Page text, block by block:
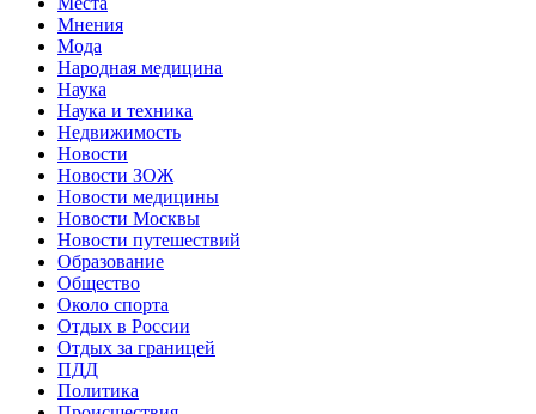
Мнения
Мода
Народная медицина
Наука
Наука и техника
Недвижимость
Новости
Новости ЗОЖ
Новости медицины
Новости Москвы
Новости путешествий
Образование
Общество
Около спорта
Отдых в России
Отдых за границей
ПДД
Политика